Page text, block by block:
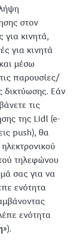
στον
για κινητά,
για κινητά
μέσω
παρουσίες/
δικτύωσης. Εάν
τις
της Lidl (e-
push), θα
τηλεφώνου
σας για να
ενότητα
ενότητα
»).